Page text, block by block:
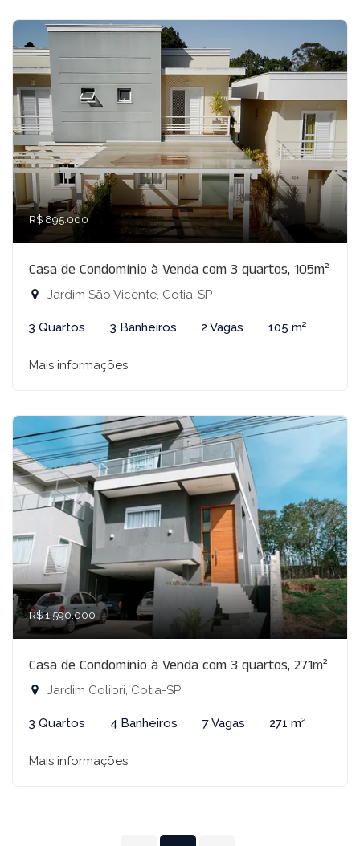
R$ 895.000
Casa de Condomínio à Venda com 3 quartos, 105m²
Jardim São Vicente, Cotia-SP
3 Quartos 3 Banheiros 2 Vagas 105 m²
Mais informações
R$ 1.590.000
Casa de Condomínio à Venda com 3 quartos, 271m²
Jardim Colibri, Cotia-SP
3 Quartos 4 Banheiros 7 Vagas 271 m²
Mais informações